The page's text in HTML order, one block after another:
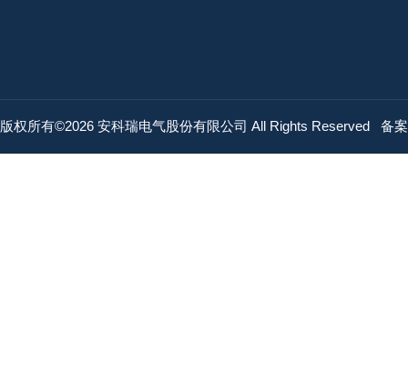
版权所有©2026 安科瑞电气股份有限公司 All Rights Reserved 备